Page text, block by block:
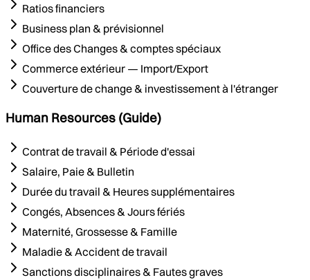
Ratios financiers
Business plan & prévisionnel
Office des Changes & comptes spéciaux
Commerce extérieur — Import/Export
Couverture de change & investissement à l'étranger
Human Resources (Guide)
Contrat de travail & Période d'essai
Salaire, Paie & Bulletin
Durée du travail & Heures supplémentaires
Congés, Absences & Jours fériés
Maternité, Grossesse & Famille
Maladie & Accident de travail
Sanctions disciplinaires & Fautes graves